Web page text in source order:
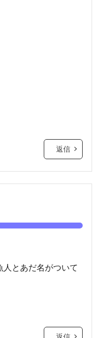
返信
とあだ名がついて
返信